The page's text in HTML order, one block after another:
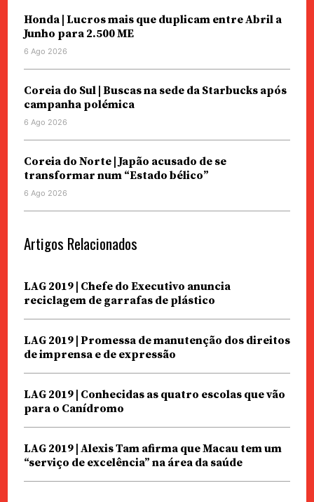
Honda | Lucros mais que duplicam entre Abril a
Junho para 2.500 ME
6 Ago 2026
Coreia do Sul | Buscas na sede da Starbucks após
campanha polémica
6 Ago 2026
Coreia do Norte | Japão acusado de se
transformar num “Estado bélico”
6 Ago 2026
Artigos Relacionados
LAG 2019 | Chefe do Executivo anuncia
reciclagem de garrafas de plástico
LAG 2019 | Promessa de manutenção dos direitos
de imprensa e de expressão
LAG 2019 | Conhecidas as quatro escolas que vão
para o Canídromo
LAG 2019 | Alexis Tam afirma que Macau tem um
“serviço de excelência” na área da saúde